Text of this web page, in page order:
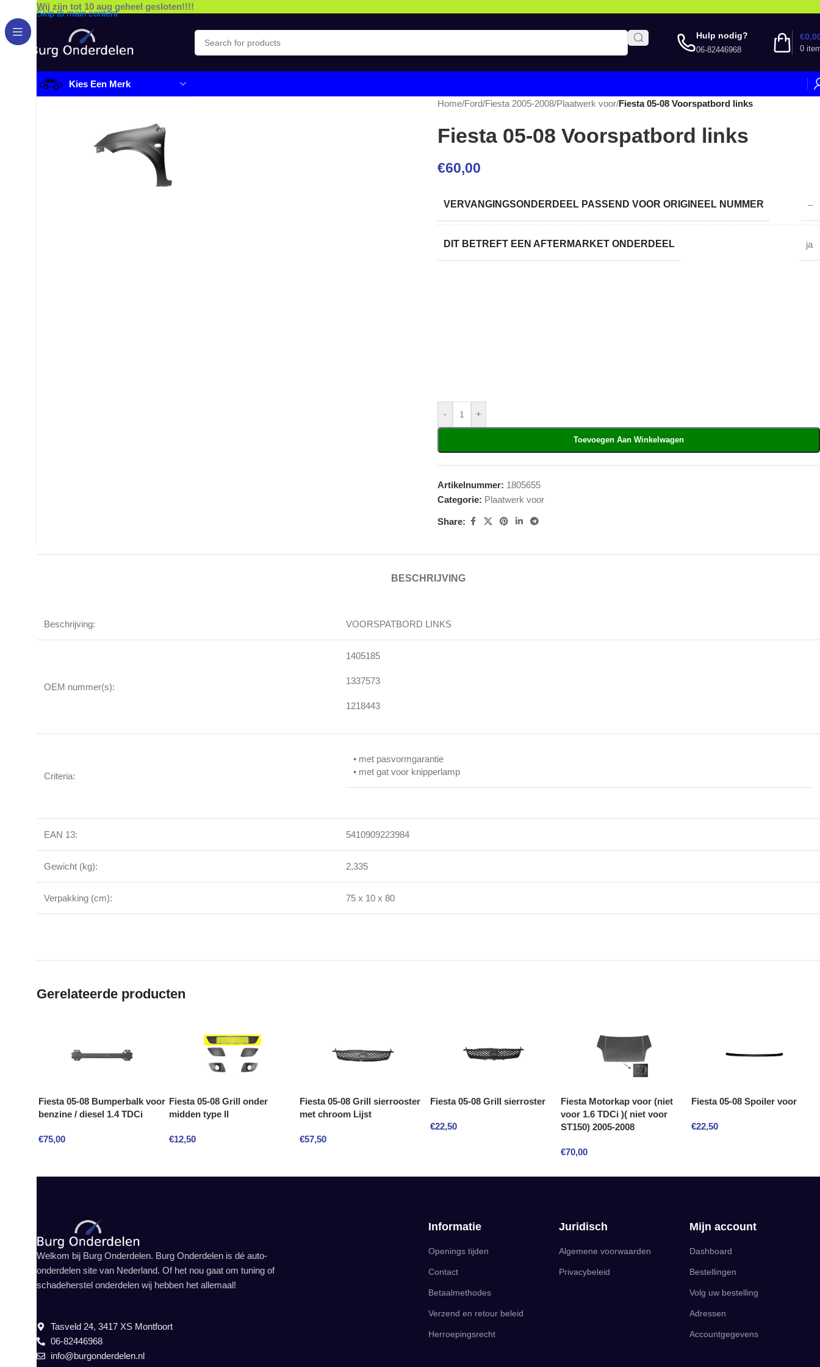
Skip to main content
Wij zijn tot 10 aug geheel gesloten!!!!
Hulp nodig?
06-82446968 0
€
Kies Een Merk
Home/Ford/Fiesta 2005-2008/Plaatwerk voor/Fiesta 05-08 Voorspatbord links
Fiesta 05-08 Voorspatbord links
€60,00
VERVANGINGSONDERDEEL PASSEND VOOR ORIGINEEL NUMMER –
DIT BETREFT EEN AFTERMARKET ONDERDEEL ja
- +
Toevoegen Aan Winkelwagen
Artikelnummer: 1805655
Categorie: Plaatwerk voor
Share:
BESCHRIJVING
Beschrijving: VOORSPATBORD LINKS
OEM nummer(s):
1405185
1337573
1218443
Criteria:
• met pasvormgarantie
• met gat voor knipperlamp
EAN 13: 5410909223984
Gewicht (kg): 2,335
Verpakking (cm): 75 x 10 x 80
Gerelateerde producten
Fiesta 05-08 Bumperbalk voor
benzine / diesel 1.4 TDCi
€75,00
Fiesta 05-08 Grill onder
midden type ll
€12,50
Fiesta 05-08 Grill sierrooster
met chroom Lijst
€57,50
Fiesta 05-08 Grill sierroster
€22,50
Fiesta Motorkap voor (niet
voor 1.6 TDCi )( niet voor
ST150) 2005-2008
€70,00
Fiesta 05-08 Spoiler voor
€22,50
Informatie
Openings tijden
Contact
Betaalmethodes
Verzend en retour beleid
Herroepingsrecht
Juridisch
Algemene voorwaarden
Privacybeleid
Mijn account
Dashboard
Bestellingen
Volg uw bestelling
Adressen
Accountgegevens
Welkom bij Burg Onderdelen. Burg Onderdelen is dé auto-
onderdelen site van Nederland. Of het nou gaat om tuning of
schadeherstel onderdelen wij hebben het allemaal!
Tasveld 24, 3417 XS Montfoort
06-82446968
info@burgonderdelen.nl